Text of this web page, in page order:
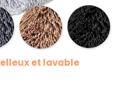
et lavable